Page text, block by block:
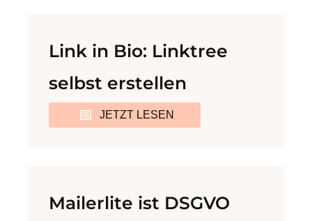
Link in Bio: Linktree
selbst erstellen
JETZT LESEN
Mailerlite ist DSGVO